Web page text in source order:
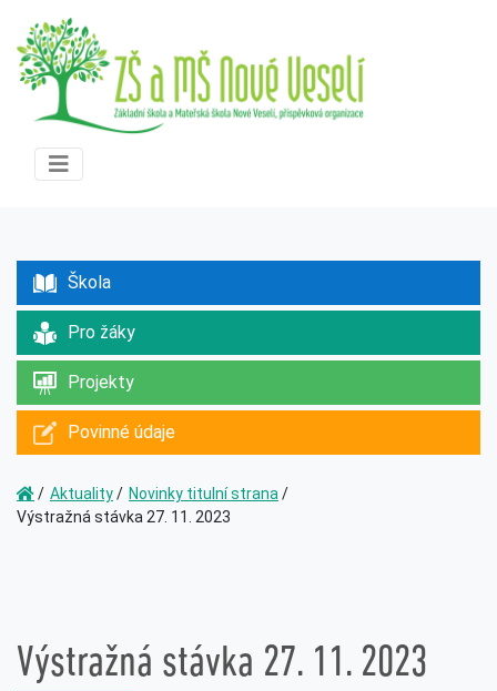
Škola
Pro žáky
Projekty
Povinné údaje
Aktuality
Novinky titulní strana
Výstražná stávka 27. 11. 2023
Výstražná stávka 27. 11. 2023